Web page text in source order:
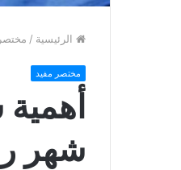
الرئيسية /
مختصر مفيد
شهر